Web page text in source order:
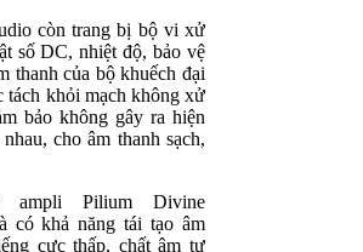
còn trang bị bộ vi xử
số DC, nhiệt độ, bảo vệ
thanh của bộ khuếch đại
tách khỏi mạch không xử
bảo không gây ra hiện
cho âm thanh sạch,
ampli Pilium Divine
có khả năng tái tạo âm
cực thấp, chất âm tự